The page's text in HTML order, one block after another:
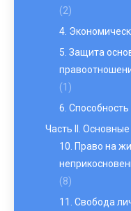
(2)
4.
5. Защита
(1)
6.
Часть II.
10. Право на
(8)
11. Свобода